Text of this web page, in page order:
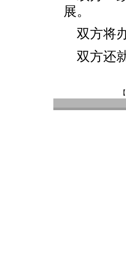
展。
双方将
双方还